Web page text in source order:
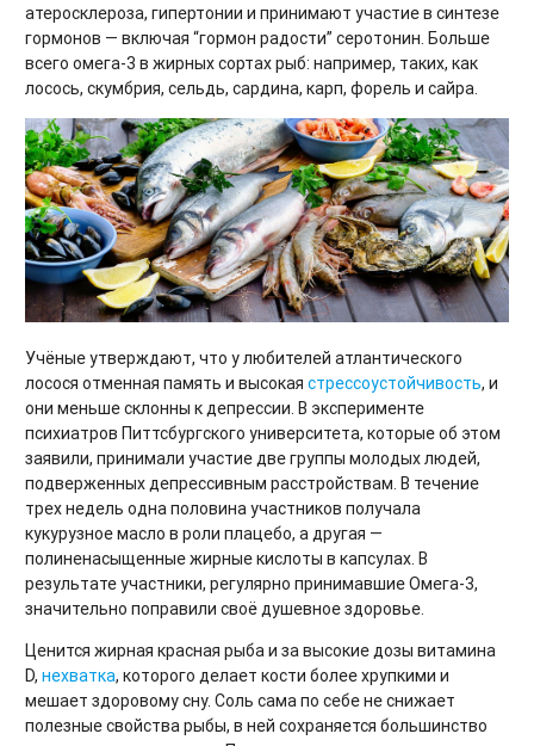
атеросклероза, гипертонии и принимают участие в синтезе
гормонов — включая “гормон радости” серотонин. Больше
всего омега-3 в жирных сортах рыб: например, таких, как
лосось, скумбрия, сельдь, сардина, карп, форель и сайра.
Учёные утверждают, что у любителей атлантического
лосося отменная память и высокая стрессоустойчивость, и
они меньше склонны к депрессии. В эксперименте
психиатров Питтсбургского университета, которые об этом
заявили, принимали участие две группы молодых людей,
подверженных депрессивным расстройствам. В течение
трех недель одна половина участников получала
кукурузное масло в роли плацебо, а другая —
полиненасыщенные жирные кислоты в капсулах. В
результате участники, регулярно принимавшие Омега-3,
значительно поправили своё душевное здоровье.
Ценится жирная красная рыба и за высокие дозы витамина
D, нехватка, которого делает кости более хрупкими и
мешает здоровому сну. Соль сама по себе не снижает
полезные свойства рыбы, в ней сохраняется большинство